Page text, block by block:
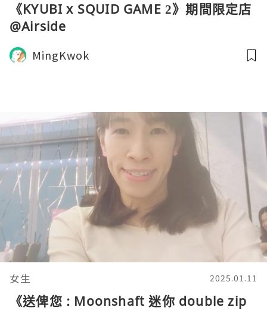
《KYUBI x SQUID GAME 2》期間限定店
@Airside
MingKwok
女生 2025.01.11
《送俾您 : Moonshaft 迷你 double zip